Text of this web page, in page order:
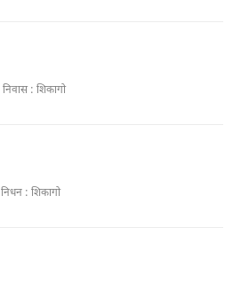
निवास : शिकागो
निधन : शिकागो